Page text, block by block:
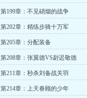
第199章：不见硝烟的战争
第202章：精练步骑十万军
第205章：分配装备
第208章：张翼德VS尉迟敬德
第211章：秒杀刘备战关羽
第214章：上天眷顾的少年